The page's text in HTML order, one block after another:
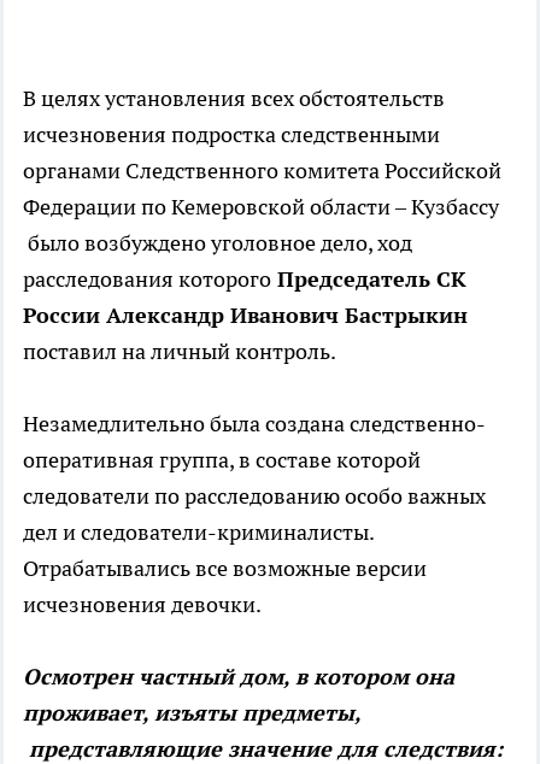
В целях установления всех обстоятельств
исчезновения подростка следственными
органами Следственного комитета Российской
Федерации по Кемеровской области – Кузбассу
было возбуждено уголовное дело, ход
расследования которого Председатель СК
России Александр Иванович Бастрыкин
поставил на личный контроль.
Незамедлительно была создана следственно-
оперативная группа, в составе которой
следователи по расследованию особо важных
дел и следователи-криминалисты.
Отрабатывались все возможные версии
исчезновения девочки.
Осмотрен частный дом, в котором она
проживает, изъяты предметы,
представляющие значение для следствия: